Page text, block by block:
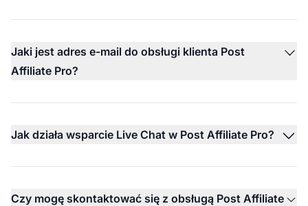
Jaki jest adres e-mail do obsługi klienta Post
Affiliate Pro?
Jak działa wsparcie Live Chat w Post Affiliate Pro?
Czy mogę skontaktować się z obsługą Post Affiliate